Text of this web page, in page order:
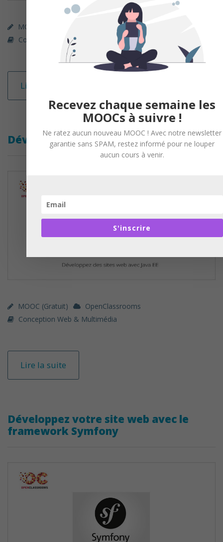
MOOC (gratuit)
OpenClassrooms
Conception Web & Multimédia
Lire la suite
Développer des sites web avec Java EE
MOOC (gratuit)
OpenClassrooms
Conception Web & Multimédia
Lire la suite
Développez votre site web avec le
framework Symfony
Recevez chaque semaine les
MOOCs à suivre !
Ne ratez aucun nouveau MOOC ! Avec notre newsletter
garantie sans SPAM, restez informé pour ne louper
aucun cours à venir.
S'inscrire